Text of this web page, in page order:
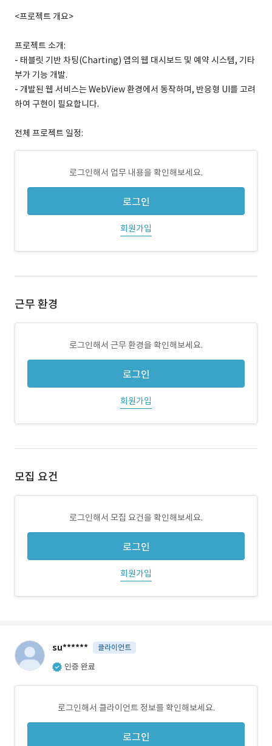
<프로젝트 개요>
프로젝트 소개:
- 태블릿 기반 차팅(Charting) 앱의 웹 대시보드 및 예약 시스템, 기타
부가 기능 개발.
- 개발된 웹 서비스는 WebView 환경에서 동작하며, 반응형 UI를 고려
하여 구현이 필요합니다.
전체 프로젝트 일정:
로그인해서 업무 내용을 확인해보세요.
로그인
회원가입
근무 환경
로그인해서 근무 환경을 확인해보세요.
로그인
회원가입
모집 요건
로그인해서 모집 요건을 확인해보세요.
로그인
회원가입
su****** 클라이언트
인증 완료
로그인해서 클라이언트 정보를 확인해보세요.
로그인